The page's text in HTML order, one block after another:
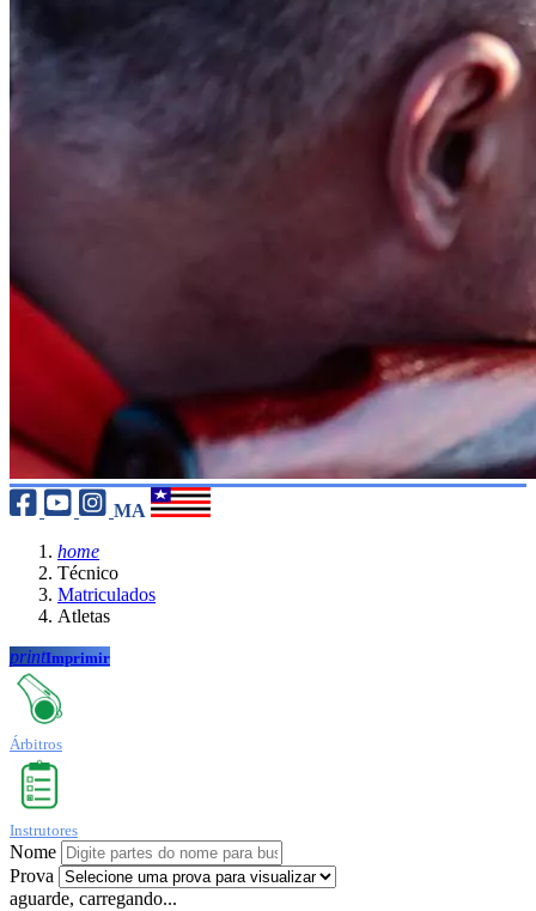
MA
home
Técnico
Matriculados
Atletas
printImprimir
Árbitros
Instrutores
Nome
Prova
aguarde, carregando...